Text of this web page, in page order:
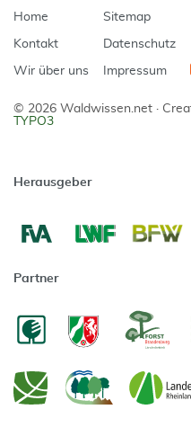
Home
Kontakt
Wir über uns
Sitemap
Datenschutz
Impressum
© 2026 Waldwissen.net ·
TYPO3
Herausgeber
Partner